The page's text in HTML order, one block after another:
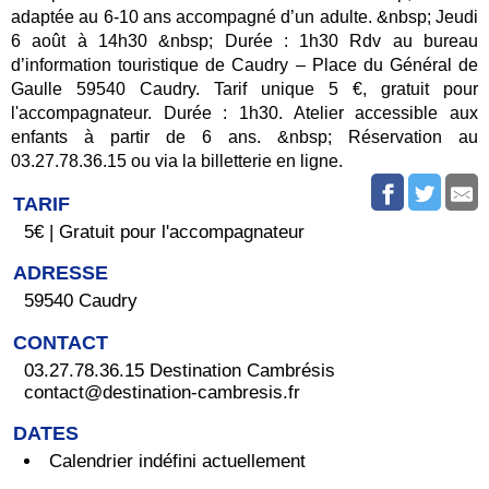
adaptée au 6-10 ans accompagné d’un adulte. &nbsp; Jeudi
6 août à 14h30 &nbsp; Durée : 1h30 Rdv au bureau
d’information touristique de Caudry – Place du Général de
Gaulle 59540 Caudry. Tarif unique 5 €, gratuit pour
l'accompagnateur. Durée : 1h30. Atelier accessible aux
enfants à partir de 6 ans. &nbsp; Réservation au
03.27.78.36.15 ou via la billetterie en ligne.
TARIF
5€ | Gratuit pour l'accompagnateur
ADRESSE
59540 Caudry
CONTACT
03.27.78.36.15 Destination Cambrésis
contact@destination-cambresis.fr
DATES
Calendrier indéfini actuellement